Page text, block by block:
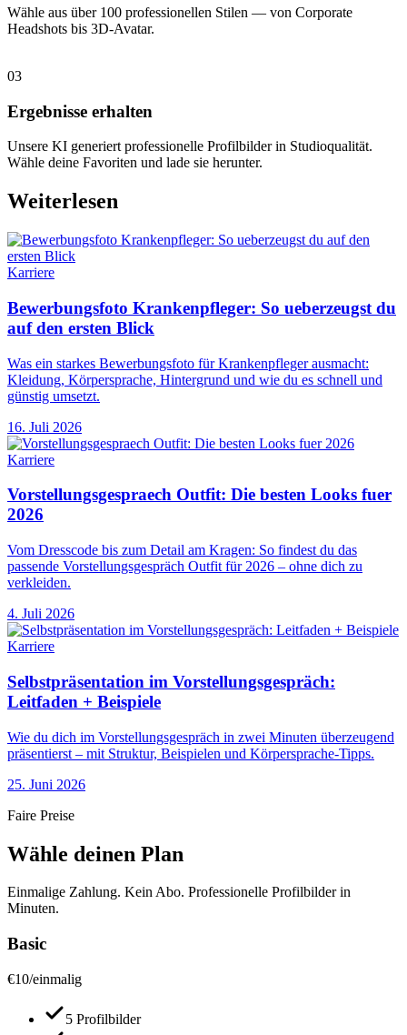
Wähle aus über 100 professionellen Stilen — von Corporate
Headshots bis 3D-Avatar.
03
Ergebnisse erhalten
Unsere KI generiert professionelle Profilbilder in Studioqualität.
Wähle deine Favoriten und lade sie herunter.
Weiterlesen
Karriere
Bewerbungsfoto Krankenpfleger: So ueberzeugst du
auf den ersten Blick
Was ein starkes Bewerbungsfoto für Krankenpfleger ausmacht:
Kleidung, Körpersprache, Hintergrund und wie du es schnell und
günstig umsetzt.
16. Juli 2026
Karriere
Vorstellungsgespraech Outfit: Die besten Looks fuer
2026
Vom Dresscode bis zum Detail am Kragen: So findest du das
passende Vorstellungsgespräch Outfit für 2026 – ohne dich zu
verkleiden.
4. Juli 2026
Karriere
Selbstpräsentation im Vorstellungsgespräch:
Leitfaden + Beispiele
Wie du dich im Vorstellungsgespräch in zwei Minuten überzeugend
präsentierst – mit Struktur, Beispielen und Körpersprache-Tipps.
25. Juni 2026
Faire Preise
Wähle deinen Plan
Einmalige Zahlung. Kein Abo. Professionelle Profilbilder in
Minuten.
Basic
€10/einmalig
5 Profilbilder